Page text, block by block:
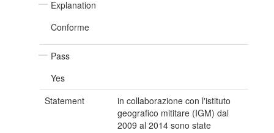
Explanation
Conforme
Pass
Yes
Statement
in collaborazione con l'istituto
geografico mititare (IGM) dal
2009 al 2014 sono state